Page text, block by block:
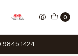
0
9845 1424